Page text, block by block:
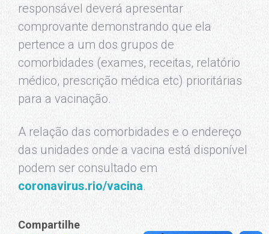
responsável deverá apresentar
comprovante demonstrando que ela
pertence a um dos grupos de
comorbidades (exames, receitas, relatório
médico, prescrição médica etc) prioritárias
para a vacinação.
A relação das comorbidades e o endereço
das unidades onde a vacina está disponível
podem ser consultado em
coronavirus.rio/vacina.
Compartilhe